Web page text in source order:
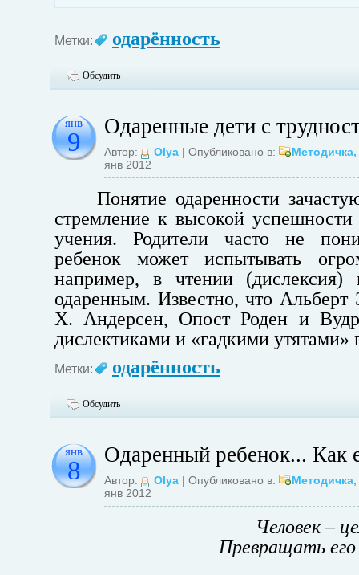
Метки: одарённость
Обсудить
янв
9
Одаренные дети с
Автор: Olya | Опубликовано в: Методичка,
янв 2012
Понятие одаренности
стремление к высокой успешности
учения. Родители часто не
ребенок может испытывать
например, в чтении (дислексия)
одаренным. Известно, что
Х. Андерсен, Опост Роден и
дислектиками и «гадкими
Метки: одарённость
Обсудить
янв
8
Одаренный ребенок... Как
Автор: Olya | Опубликовано в: Методичка,
янв 2012
Человек –
Превращать его